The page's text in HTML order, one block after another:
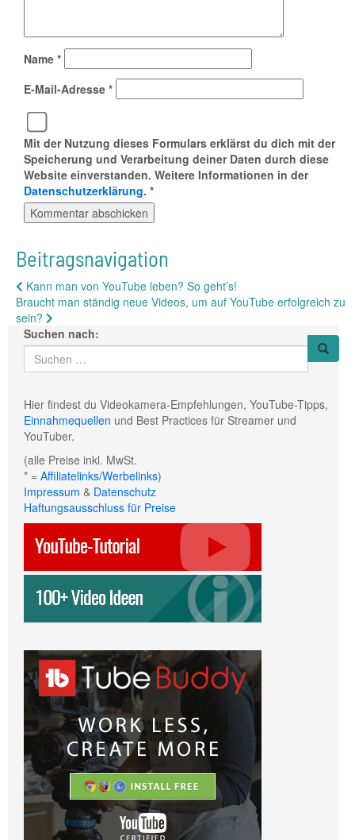
Name *
E-Mail-Adresse *
Mit der Nutzung dieses Formulars erklärst du dich mit der
Speicherung und Verarbeitung deiner Daten durch diese
Website einverstanden. Weitere Informationen in der
Datenschutzerklärung. *
Beitragsnavigation
Kann man von YouTube leben? So geht’s!
Braucht man ständig neue Videos, um auf YouTube erfolgreich zu
sein?
Suchen nach:
Hier findest du Videokamera-Empfehlungen, YouTube-Tipps,
Einnahmequellen und Best Practices für Streamer und
YouTuber.
(alle Preise inkl. MwSt.
* = Affiliatelinks/Werbelinks)
Impressum & Datenschutz
Haftungsausschluss für Preise